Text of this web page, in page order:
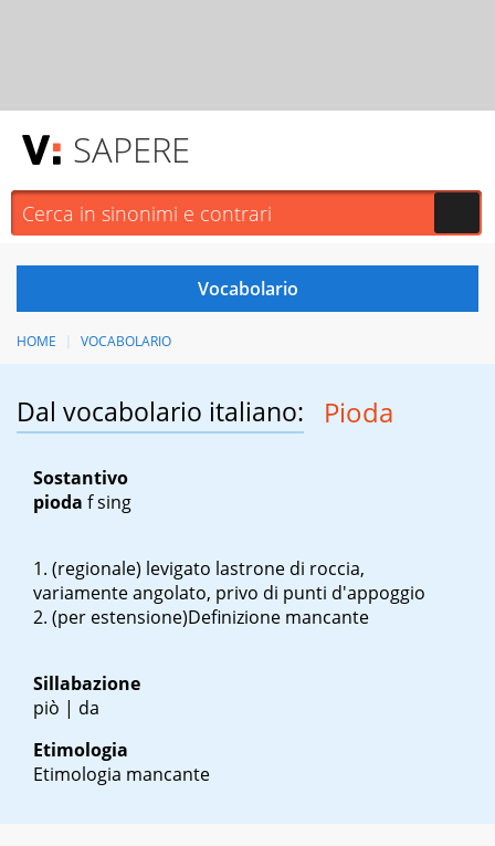
SAPERE
HOME VOCABOLARIO
Dal vocabolario italiano: Pioda
Sostantivo
pioda f sing
(regionale) levigato lastrone di roccia,
variamente angolato, privo di punti d'appoggio
(per estensione)Definizione mancante
Sillabazione
piò | da
Etimologia
Etimologia mancante